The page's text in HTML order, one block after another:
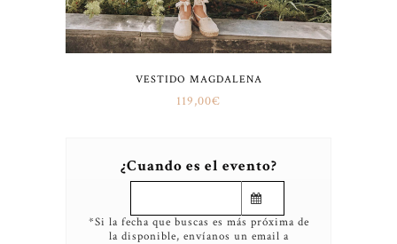
VESTIDO MAGDALENA
119,00€
¿Cuando es el evento?
*Si la fecha que buscas es más próxima de
la disponible, envíanos un email a